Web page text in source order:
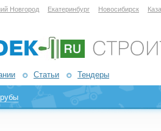
Новгород Екатеринбург Новосибирск
Статьи Тендеры